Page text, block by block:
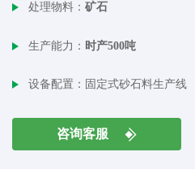
处理物料： 矿石
生产能力： 时产500吨
设备配置： 固定式砂石料生产线
咨询客服